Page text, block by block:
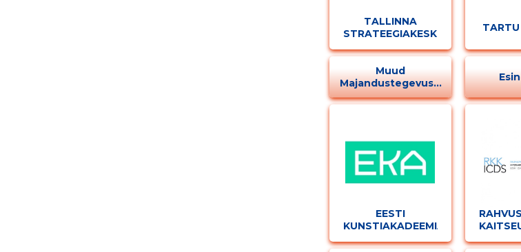
TALLINNA
STRATEEGIAKESKUS
Muud
Majandustegevuse
Tegevused
EESTI
KUNSTIAKADEEMIA